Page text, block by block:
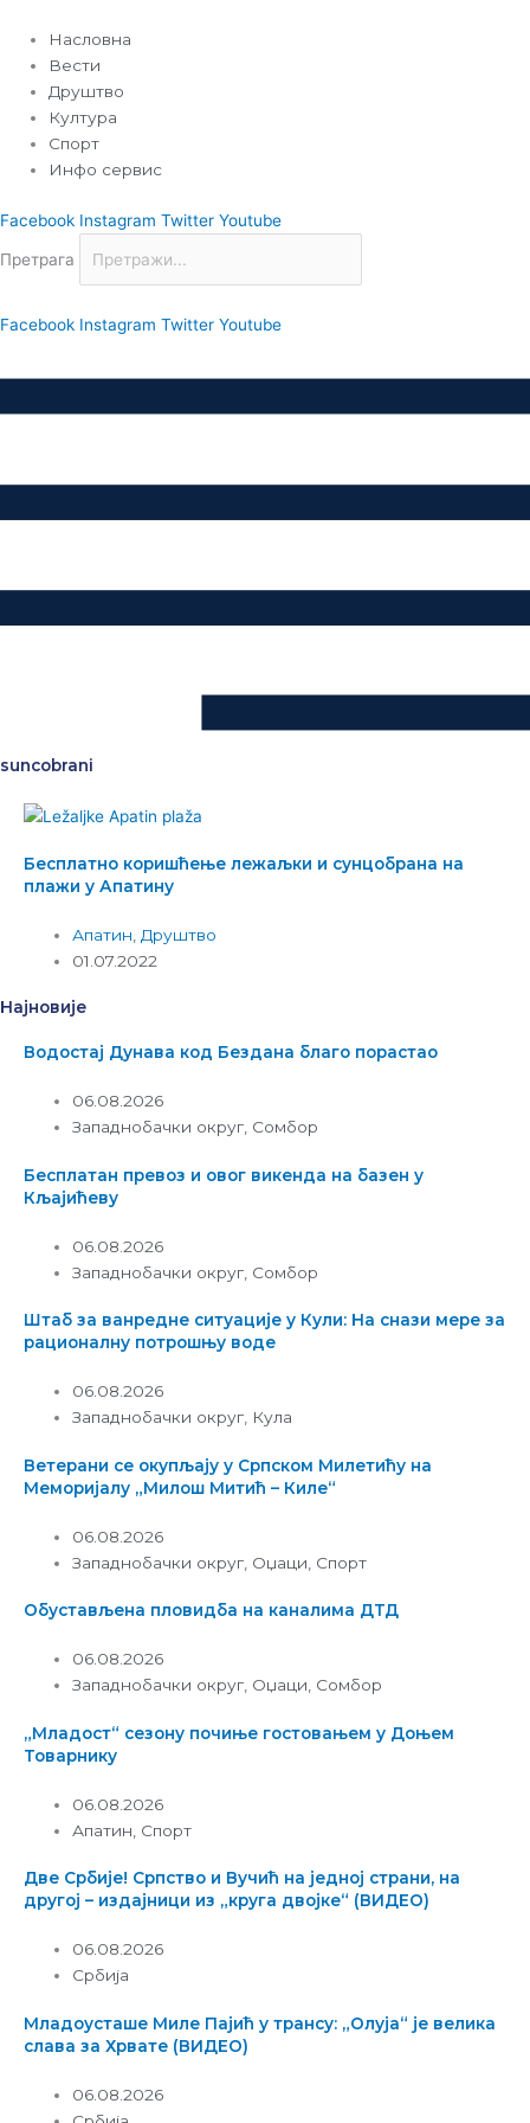
садржај
Насловна
Вести
Друштво
Култура
Спорт
Инфо сервис
Facebook Instagram Twitter Youtube
Претрага
Facebook Instagram Twitter Youtube
suncobrani
Бесплатно коришћење лежаљки и сунцобрана на
плажи у Апатину
Апатин Друштво
01.07.2022
Најновије
Водостај Дунава код Бездана благо порастао
06.08.2026
Западнобачки округ, Сомбор
Бесплатан превоз и овог викенда на базен у
Кљајићеву
06.08.2026
Западнобачки округ Сомбор
Штаб за ванредне ситуације у Кули: На снази мере за
рационалну потрошњу воде
06.08.2026
Западнобачки округ, Кула
Ветерани се окупљају у Српском Милетићу на
Меморијалу „Милош Митић – Киле“
06.08.2026
Западнобачки округ Оџаци Спорт
Обустављена пловидба на каналима ДТД
06.08.2026
Западнобачки округ, Оџаци, Сомбор
„Младост“ сезону почиње гостовањем у Доњем
Товарнику
06.08.2026
Апатин Спорт
Две Србије! Српство и Вучић на једној страни, на
другој – издајници из „круга двојке“ (ВИДЕО)
06.08.2026
Србија
Младоусташе Миле Пајић у трансу: „Олуја“ је велика
слава за Хрвате (ВИДЕО)
06.08.2026